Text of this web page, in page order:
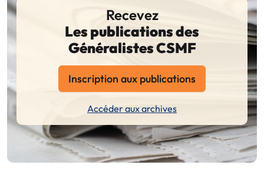
Recevez
Les publications des
Généralistes CSMF
Inscription aux publications
Accéder aux archives